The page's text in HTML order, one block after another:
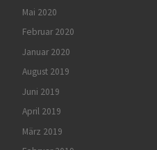
Mai 2020
Februar 2020
Januar 2020
August 2019
Juni 2019
April 2019
März 2019